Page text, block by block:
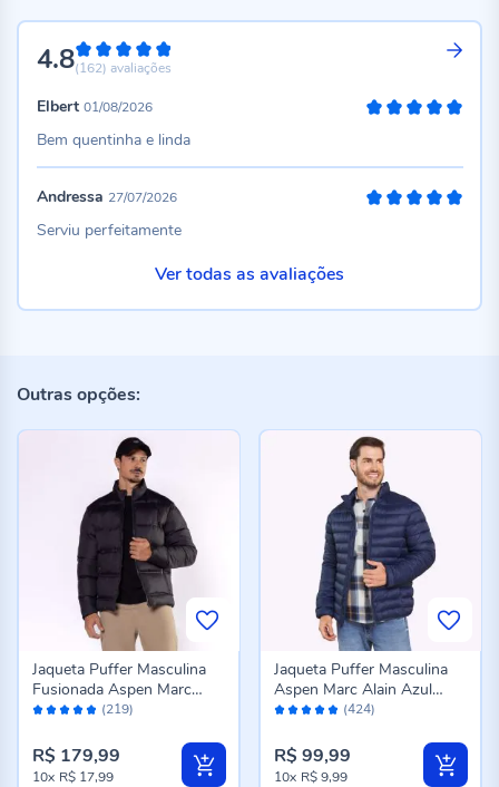
4.896%
(162) avaliações
Elbert 01/08/2026
Bem quentinha e linda
Andressa 27/07/2026
Serviu perfeitamente
Ver todas as avaliações
Outras opções:
Avaliação: (219)
Jaqueta Puffer Masculina
Fusionada Aspen Marc
Alain Preto
R$ 179,99
10x R$ 17,99
Avaliação: (424)
Jaqueta Puffer Masculina
Aspen Marc Alain Azul
Marinho
R$ 99,99
10x R$ 9,99